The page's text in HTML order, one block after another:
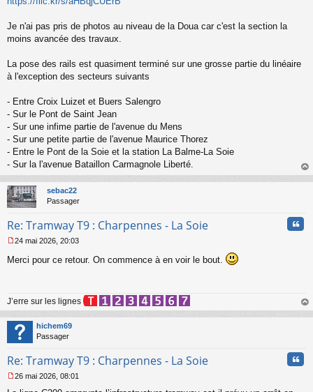
u
Je n'ai pas pris de photos au niveau de la Doua car c'est la section la
moins avancée des travaux.
La pose des rails est quasiment terminé sur une grosse partie du linéaire
à l'exception des secteurs suivants
- Entre Croix Luizet et Buers Salengro
- Sur le Pont de Saint Jean
- Sur une infime partie de l'avenue du Mens
- Sur une petite partie de l'avenue Maurice Thorez
- Entre le Pont de la Soie et la station La Balme-La Soie
- Sur la l'avenue Bataillon Carmagnole Liberté.
au
sebac22
Passager
Re: Tramway T9 : Charpennes - La Soie
e
g
e
n
o
n
u
24 mai 2026, 20:03
Merci pour ce retour. On commence à en voir le bout.
J’erre sur les lignes
au
hichem69
Passager
Re: Tramway T9 : Charpennes - La Soie
26 mai 2026, 08:01